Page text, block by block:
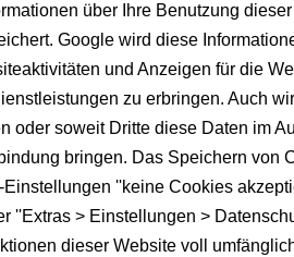
über Ihre Benutzung
Google wird diese
und Anzeigen für die
zu erbringen. Auch
oder soweit Dritte diese Daten im
bringen. Das Speichern von
Einstellungen ''keine Cookies
''Extras > Einstellungen >
dieser Website voll